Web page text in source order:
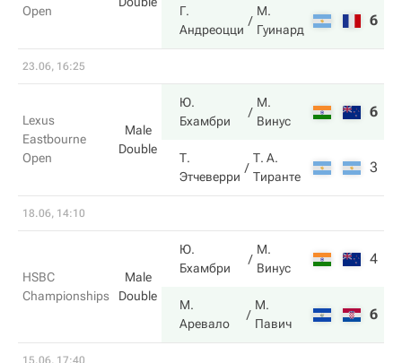
Open
Г.
Андреоцци
М.
Гуинард
6
23.06, 16:25
Lexus
Eastbourne
Open
Male
Double
Ю.
Бхамбри
М.
Винус
6
Т.
Этчеверри
Т. А.
Тиранте
3
18.06, 14:10
HSBC
Championships
Male
Double
Ю.
Бхамбри
М.
Винус
4
М.
Аревало
М.
Павич
6
15.06, 17:40